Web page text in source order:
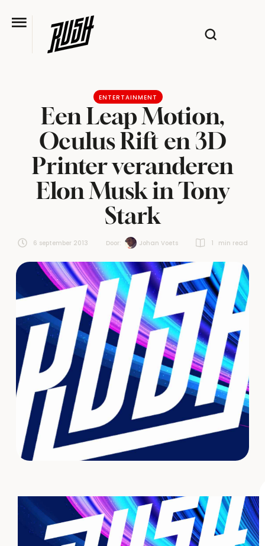
ENTERTAINMENT
Een Leap Motion,
Oculus Rift en 3D
Printer veranderen
Elon Musk in Tony
Stark
6 september 2013 Door: Johan Voets 1 min read